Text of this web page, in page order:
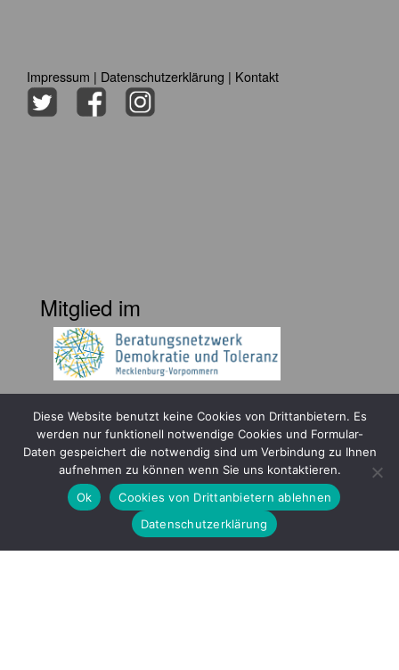
Impressum | Datenschutzerklärung | Kontakt
Mitglied im
Gefördert durch
Diese Website benutzt keine Cookies von Drittanbietern. Es
werden nur funktionell notwendige Cookies und Formular-
Daten gespeichert die notwendig sind um Verbindung zu Ihnen
aufnehmen zu können wenn Sie uns kontaktieren.
Ok
Cookies von Drittanbietern ablehnen
Datenschutzerklärung